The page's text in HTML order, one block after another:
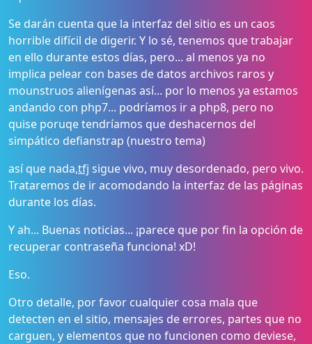
Se darán cuenta que la interfaz del sitio es un caos
horrible difícil de digerir. Y lo sé, tenemos que trabajar
en ello durante estos días, pero... al menos ya no
implica pelear con bases de datos archivos raros y
mounstruos alienígenas así... por lo menos ya estamos
andando con php7... podríamos ir a php8, pero no
quise poruqe tendríamos que deshacernos del
simpático defianstrap (nuestro tema)
así que nada,tfj sigue vivo, muy desordenado, pero vivo.
Trataremos de ir acomodando la interfaz de las páginas
durante los días.
Y ah... Buenas noticias... ¡parece que por fin la opción de
recuperar contraseña funciona! xD!
Eso.
Otro detalle, por favor cualquier cosa mala que
detecten en el sitio, mensajes de errores, partes que no
carguen, y elementos que no funcionen como deviese,